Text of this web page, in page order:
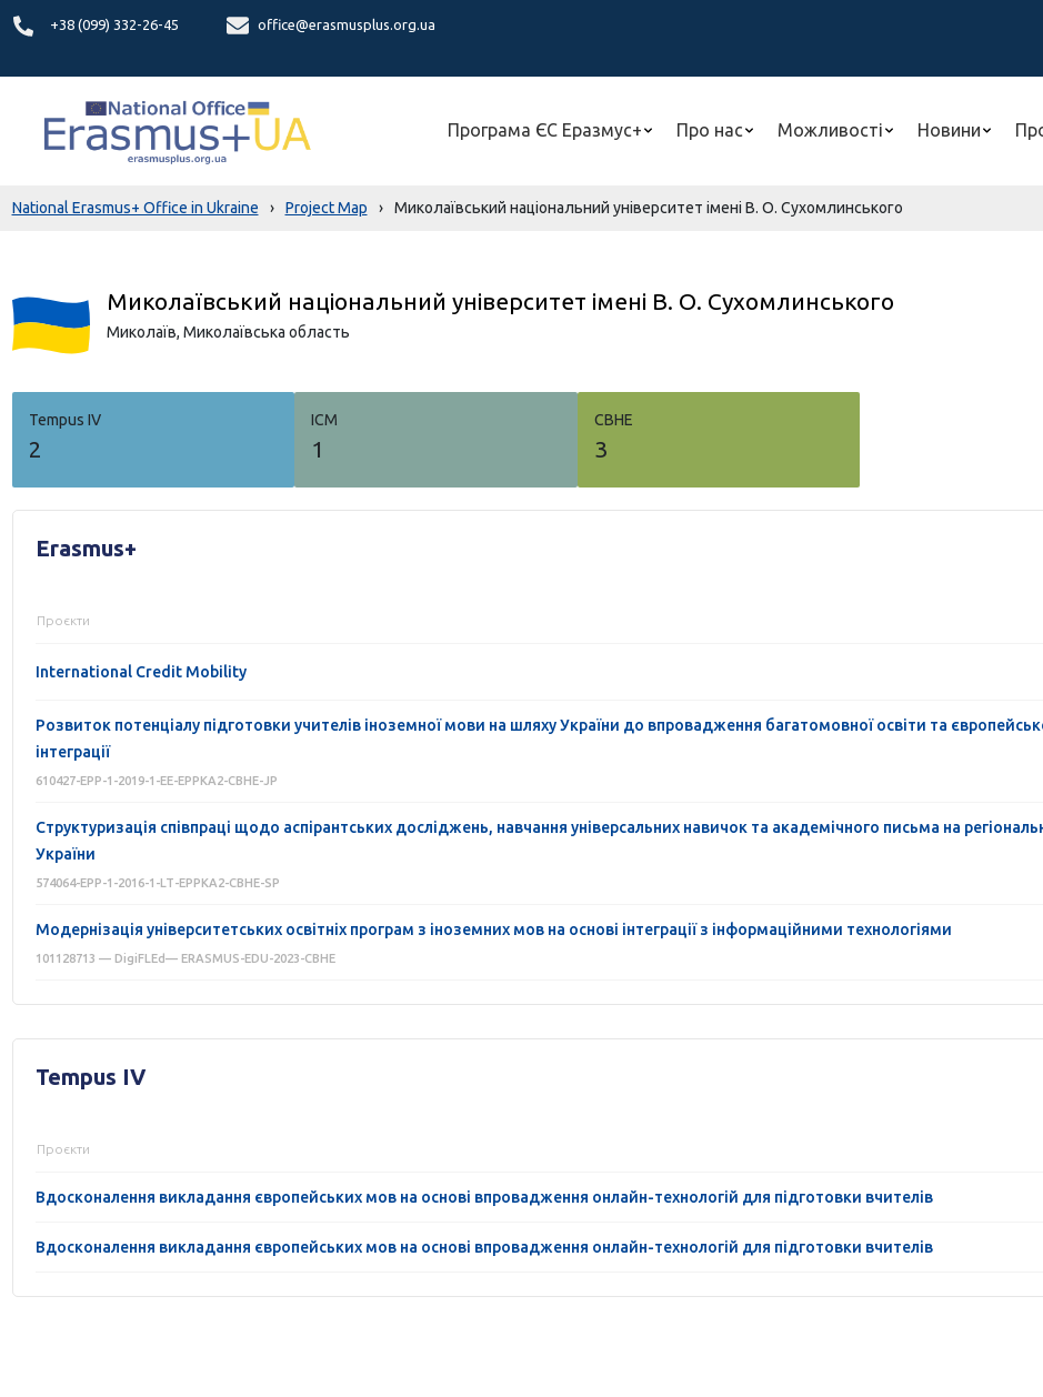
+38 (099) 332-26-45
office@erasmusplus.org.ua
Програма ЄС Еразмус+ Про нас Можливості Новини
National Erasmus+ Office in Ukraine › Project Map › Миколаївський національний університет імені В. О. Сухомлинського
Миколаївський національний університет імені В. О. Сухомлинського
Миколаїв, Миколаївська область
Tempus IV
2
ICM
1
СВНЕ
3
Erasmus+
Проєкти
International Credit Mobility
Розвиток потенціалу підготовки учителів іноземної мови на шляху України до впровадження багатомовної освіти та
інтеграції
610427-EPP-1-2019-1-EE-EPPKA2-CBHE-JP
Структуризація співпраці щодо аспірантських досліджень, навчання універсальних навичок та академічного письма на
України
574064-EPP-1-2016-1-LT-EPPKA2-CBHE-SP
Модернізація університетських освітніх програм з іноземних мов на основі інтеграції з інформаційними технологіями
101128713 — DigiFLEd— ERASMUS-EDU-2023-CBHE
Tempus IV
Проєкти
Вдосконалення викладання європейських мов на основі впровадження онлайн-технологій для підготовки вчителів
Вдосконалення викладання європейських мов на основі впровадження онлайн-технологій для підготовки вчителів